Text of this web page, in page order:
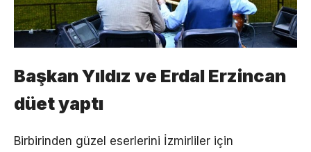
Başkan Yıldız ve Erdal Erzincan
düet yaptı
Birbirinden güzel eserlerini İzmirliler için